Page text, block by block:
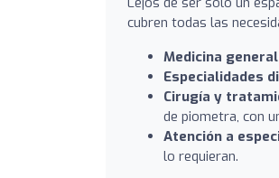
cubren todas las
Medicina
Especialidades
Cirugía y
de piometra, con
Atención a
lo requieran.